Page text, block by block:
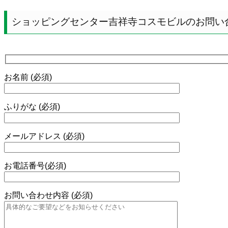
ショッピングセンター吉祥寺コスモビルのお問い
お名前 (必須)
ふりがな (必須)
メールアドレス (必須)
お電話番号(必須)
お問い合わせ内容 (必須)